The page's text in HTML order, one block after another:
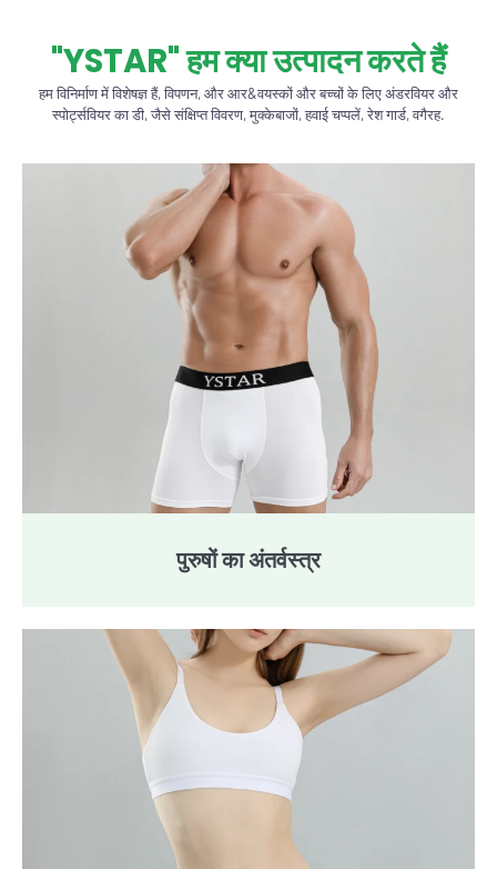
"YSTAR" हम क्या उत्पादन करते हैं
हम विनिर्माण में विशेषज्ञ हैं, विपणन, और आर&वयस्कों और बच्चों के लिए अंडरवियर और
स्पोर्ट्सवियर का डी, जैसे संक्षिप्त विवरण, मुक्केबाजों, हवाई चप्पलें, रेश गार्ड, वगैरह.
पुरुषों का अंतर्वस्त्र